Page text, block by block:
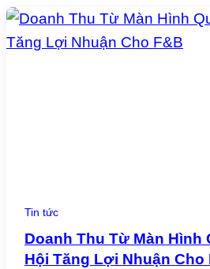
Tin tức
Doanh Thu Từ Màn Hình
Hội Tăng Lợi Nhuận Cho